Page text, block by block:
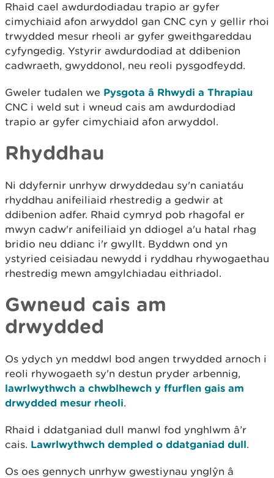
Rhaid cael awdurdodiadau trapio ar gyfer
cimychiaid afon arwyddol gan CNC cyn y gellir rhoi
trwydded mesur rheoli ar gyfer gweithgareddau
cyfyngedig. Ystyrir awdurdodiad at ddibenion
cadwraeth, gwyddonol, neu reoli pysgodfeydd.
Gweler tudalen we Pysgota â Rhwydi a Thrapiau
CNC i weld sut i wneud cais am awdurdodiad
trapio ar gyfer cimychiaid afon arwyddol.
Rhyddhau
Ni ddyfernir unrhyw drwyddedau sy'n caniatáu
rhyddhau anifeiliaid rhestredig a gedwir at
ddibenion adfer. Rhaid cymryd pob rhagofal er
mwyn cadw'r anifeiliaid yn ddiogel a'u hatal rhag
bridio neu ddianc i'r gwyllt. Byddwn ond yn
ystyried ceisiadau newydd i ryddhau rhywogaethau
rhestredig mewn amgylchiadau eithriadol.
Gwneud cais am
drwydded
Os ydych yn meddwl bod angen trwydded arnoch i
reoli rhywogaeth sy'n destun pryder arbennig,
lawrlwythwch a chwblhewch y ffurflen gais am
drwydded mesur rheoli.
Rhaid i ddatganiad dull manwl fod ynghlwm â’r
cais. Lawrlwythwch dempled o ddatganiad dull.
Os oes gennych unrhyw gwestiynau ynglŷn â